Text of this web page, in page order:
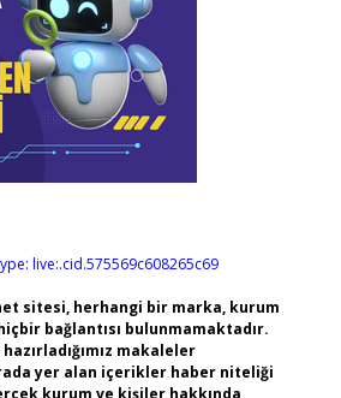
live:.cid.575569c608265c69
sitesi, herhangi bir marka, kurum
bağlantısı bulunmamaktadır.
makaleler
yer alan içerikler haber niteliği
kurum ve kişiler hakkında